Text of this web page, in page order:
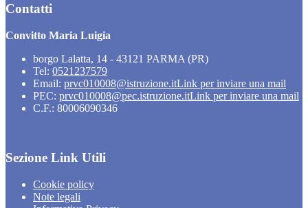
Contatti
Convitto Maria Luigia
borgo Lalatta, 14 - 43121 PARMA (PR)
Tel: 0521237579
Email: prvc010008@istruzione.itLink per inviare una mail
PEC: prvc010008@pec.istruzione.itLink per inviare una mail
C.F.: 80006090346
Sezione Link Utili
Cookie policy
Note legali